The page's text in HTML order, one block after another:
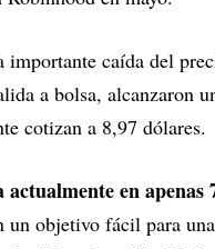
importante caída del
a bolsa, alcanzaron
cotizan a 8,97 dólares.
en apenas
un objetivo fácil para